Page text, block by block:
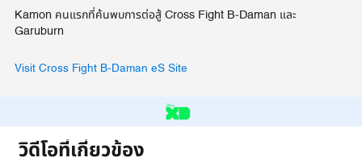
Kamon คนแรกที่ค้นพบการต่อสู้ Cross Fight B-Daman และ
Garuburn
Visit Cross Fight B-Daman eS Site
วิดีโอที่เกี่ยวข้อง